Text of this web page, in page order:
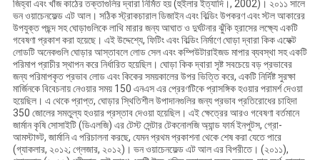
জিহ্বা এবং খাঁজ কাঠের তক্তাগুলির দ্বারা নির্মিত হয় (হুইলার ইত্যাদি।, 2002)। ২০১১ সালে
ভন ওয়াচেনফেল্ড এট আল। সঠিক স্ট্রাকচারাল ডিজাইন এবং বিল্ডিং উপকরণ এবং স্টল আকারের
উপযুক্ত পছন্দ সহ ঘোড়াগুলিকে লাথি মারার জন্য আঘাত ও দুর্ঘটনার ঝুঁকি হ্রাসের লক্ষ্যে একটি
গবেষণা প্রকাশ করা হয়েছে। এই উদ্দেশ্যে, ফিটিং এবং বিল্ডিং নির্মাণে ঘোড়া দ্বারা কিক এফেক্ট
লোডটি অনেকগুলি ঘোড়ার আস্তাবলে লোড সেল এবং কম্পিউটারাইজড মাপার ব্যবস্থা সহ একটি
পরিমাপ প্রাচীর স্থাপন করে নির্ধারিত হয়েছিল। ঘোড়া কিক দ্বারা সৃষ্ট সবচেয়ে বড় প্রভাবের
জন্য পরিমাপকৃত প্রভাব লোড এবং কিকের সময়কালের উপর ভিত্তি করে, একটি নির্দিষ্ট সুরক্ষা
মার্জিনকে বিবেচনায় নেওয়ার সময় 150 এনএস এর প্রেরণটিকে প্রাসঙ্গিক হওয়ার পরামর্শ দেওয়া
হয়েছিল। এ থেকে প্রাপ্ত, ঘোড়ার স্থিতিশীল উপাদানগুলির জন্য প্রভাব প্রতিরোধের চাহিদা
350 জোলের সমতুল্য হওয়ার প্রস্তাব দেওয়া হয়েছিল। এই ক্ষেত্রের আরও গবেষণা বর্তমানে
জার্মান কৃষি সোসাইটি (ডিএলজি) এর টেস্ট সেন্টার টেকনোলজি অ্যান্ড ফার্ম ইনপুটস, গ্রো-
আমস্টাড্ট, জার্মানি এ পরিচালনা করছে, যেমন প্রথম প্রকাশনা থেকে শেষ করা যেতে পারে
(গ্যাকলার, ২০১২; গ্লেজার, ২০১২)। ভন ওয়াচেনফেল্ড এট আল এর বিপরীতে। (২০১১),